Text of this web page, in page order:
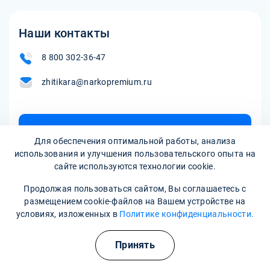
должны использовать препарат только по назначению
проконсультироваться с медицинским специалистом.
Наши контакты
8 800 302-36-47
zhitikara@narkopremium.ru
Записаться на прием
Наркологическая клиника:опытные врачи, хорошие
условия и гарантия анонимности
Для обеспечения оптимальной работы, анализа
использования и улучшения пользовательского опыта на
сайте используются технологии cookie.
Продолжая пользоваться сайтом, Вы соглашаетесь с
размещением cookie-файлов на Вашем устройстве на
условиях, изложенных в Политике конфиденциальности.
Принять